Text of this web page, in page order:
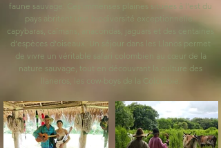
faune sauvage. Ces immenses plaines situées à l’est du
pays abritent une biodiversité exceptionnelle :
capybaras, caïmans, anacondas, jaguars et des centaines
d’espèces d’oiseaux. Un séjour dans les Llanos permet
de vivre un véritable safari colombien au cœur de la
nature sauvage, tout en découvrant la culture des
llaneros, les cow-boys de la Colombie.